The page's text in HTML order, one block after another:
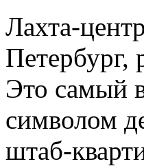
Лахта-
Петербург,
Это самый
символом
штаб-